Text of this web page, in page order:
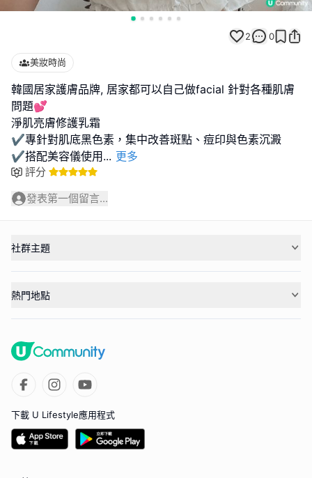
2 0
美妝時尚
韓國居家護膚品牌, 居家都可以自己做facial 針對各種肌膚
問題💕
淨肌亮膚修護乳霜
✔️專針對肌底黑色素，集中改善斑點、痘印與色素沉澱
✔️搭配美容儀使用... 更多
評分
發表第一個留言...
社群主題
熱門地點
下載 U Lifestyle應用程式